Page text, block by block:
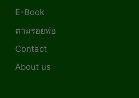
E-Book
ตามรอยพ่อ
Contact
About us